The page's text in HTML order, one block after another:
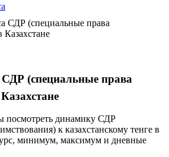
СДР (специальные права
Казахстане
(специальные права
посмотреть динамику СДР
к казахстанскому тенге в
минимум, максимум и дневные